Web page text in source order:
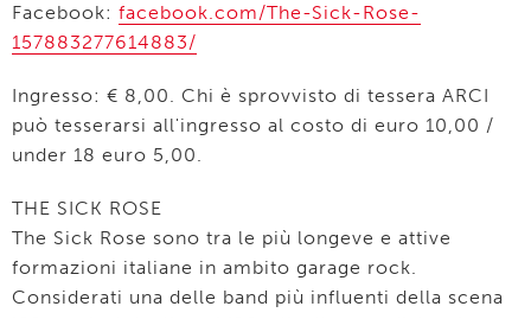
Facebook: facebook.com/The-Sick-Rose-
157883277614883/
Ingresso: € 8,00. Chi è sprovvisto di tessera ARCI
può tesserarsi all'ingresso al costo di euro 10,00 /
under 18 euro 5,00.
THE SICK ROSE
The Sick Rose sono tra le più longeve e attive
formazioni italiane in ambito garage rock.
Considerati una delle band più influenti della scena